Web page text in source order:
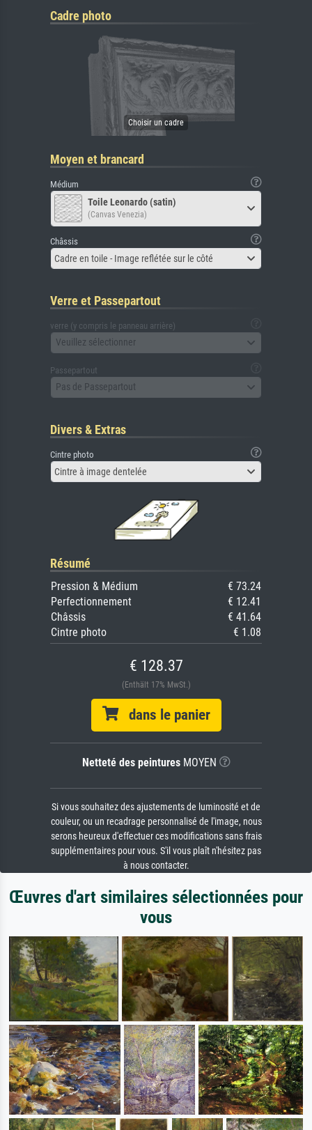
Cadre photo
Moyen et brancard
Médium
Toile Leonardo (satin)
(Canvas Venezia)
Châssis
Cadre en toile - Image reflétée sur le côté
Verre et Passepartout
verre (y compris le panneau arrière)
Veuillez sélectionner
Passepartout
Pas de Passepartout
Divers & Extras
Cintre photo
Cintre à image dentelée
Résumé
Pression & Médium
€ 73.24
Perfectionnement
€ 12.41
Châssis
€ 41.64
Cintre photo
€ 1.08
€ 128.37
(Enthält 17% MwSt.)
dans le panier
Netteté des peinturesMOYEN
Si vous souhaitez des ajustements de luminosité et de
couleur, ou un recadrage personnalisé de l'image, nous
serons heureux d'effectuer ces modifications sans frais
supplémentaires pour vous. S'il vous plaît n'hésitez pas
à nous contacter.
Œuvres d'art similaires sélectionnées pour
vous